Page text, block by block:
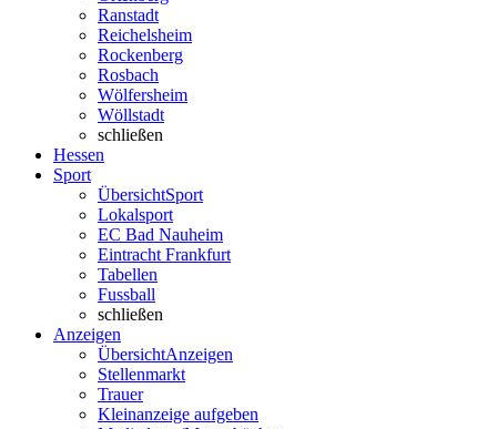
Ranstadt
Reichelsheim
Rockenberg
Rosbach
Wölfersheim
Wöllstadt
schließen
Hessen
Sport
ÜbersichtSport
Lokalsport
EC Bad Nauheim
Eintracht Frankfurt
Tabellen
Fussball
schließen
Anzeigen
ÜbersichtAnzeigen
Stellenmarkt
Trauer
Kleinanzeige aufgeben